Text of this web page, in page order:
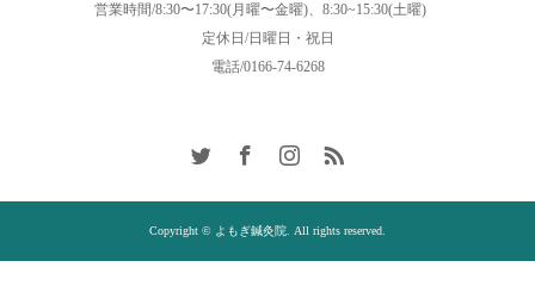
営業時間/8:30〜17:30(月曜〜金曜)、8:30~15:30(土曜)
定休日/日曜日・祝日
電話/0166-74-6268
Copyright © よもぎ鍼灸院. All rights reserved.